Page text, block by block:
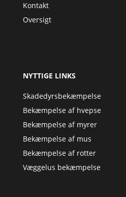
Kontakt
Oversigt
NYTTIGE LINKS
Skadedyrsbekæmpelse
Bekæmpelse af hvepse
Bekæmpelse af myrer
Bekæmpelse af mus
Bekæmpelse af rotter
Væggelus bekæmpelse